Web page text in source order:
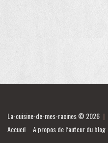
La-cuisine-de-mes-racines© 2026 |
Accueil
A propos de l’auteur du blog